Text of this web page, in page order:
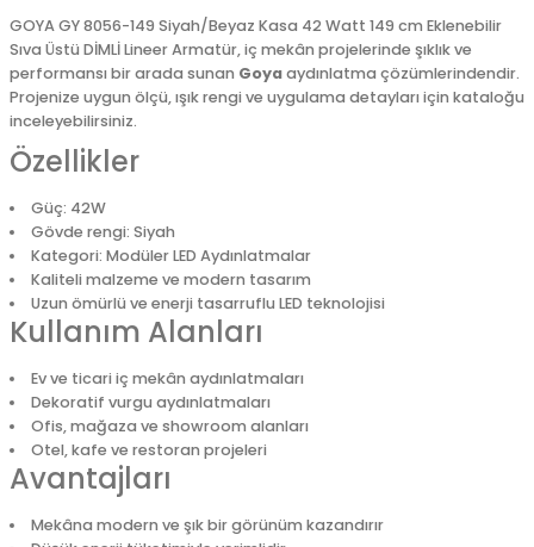
GOYA GY 8056-149 Siyah/Beyaz Kasa 42 Watt 149 cm Eklenebilir
Sıva Üstü DİMLİ Lineer Armatür, iç mekân projelerinde şıklık ve
performansı bir arada sunan Goyaaydınlatma çözümlerindendir.
Projenize uygun ölçü, ışık rengi ve uygulama detayları için kataloğu
inceleyebilirsiniz.
Özellikler
Güç: 42W
Gövde rengi: Siyah
Kategori: Modüler LED Aydınlatmalar
Kaliteli malzeme ve modern tasarım
Uzun ömürlü ve enerji tasarruflu LED teknolojisi
Kullanım Alanları
Ev ve ticari iç mekân aydınlatmaları
Dekoratif vurgu aydınlatmaları
Ofis, mağaza ve showroom alanları
Otel, kafe ve restoran projeleri
Avantajları
Mekâna modern ve şık bir görünüm kazandırır